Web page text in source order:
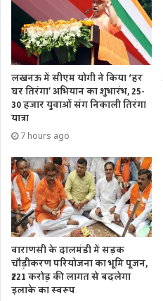
अगर आप डायरिया की परेशानी से
से बचें। इसमें साल्मोनेला नाम का
की समस्या को बढ़ाने का काम करता
Tags health lifestyle
लखनऊ में सीएम योगी ने किया ‘हर
घर तिरंगा’ अभियान का शुभारंभ, 25-
30 हजार युवाओं संग निकाली तिरंगा
यात्रा
7 hours ago
वाराणसी के दालमंडी में सड़क
चौड़ीकरण परियोजना का भूमि पूजन,
₹221 करोड़ की लागत से बदलेगा
इलाके का स्वरूप